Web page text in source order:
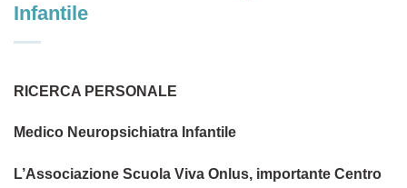
Infantile
RICERCA PERSONALE
Medico Neuropsichiatra Infantile
L’Associazione Scuola Viva Onlus, importante Centro